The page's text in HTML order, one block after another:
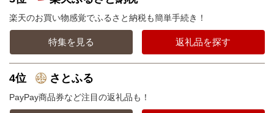
楽天のお買い物感覚でふるさと納税も簡単手続き！
特集を見る 返礼品を探す
4位 さとふる
PayPay商品券など注目の返礼品も！